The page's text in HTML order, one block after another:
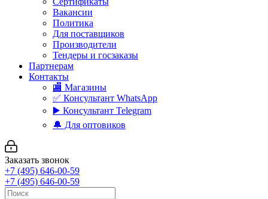
Вакансии
Политика
Для поставщиков
Производители
Тендеры и госзаказы
Партнерам
Контакты
🏬 Магазины
✅️ Консультант WhatsApp
▶️ Консультант Telegram
🔔 Для оптовиков
Заказать звонок
+7 (495) 646-00-59
+7 (495) 646-00-59